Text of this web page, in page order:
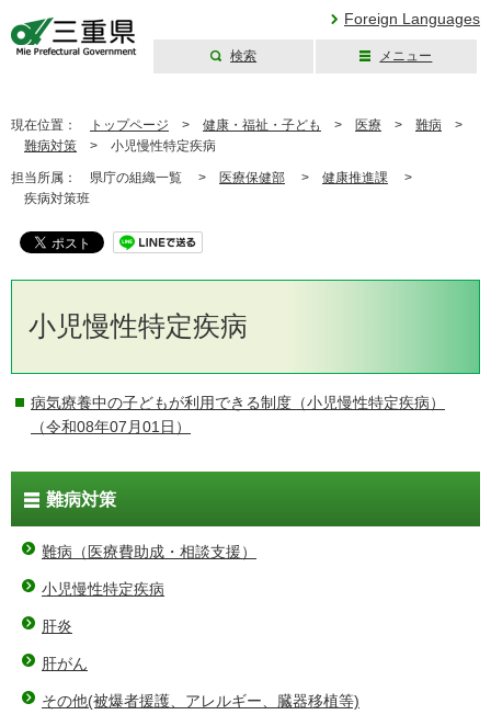
Foreign Languages
検索 メニュー
現在位置： トップページ > 健康・福祉・子ども > 医療 > 難病 >
難病対策 > 小児慢性特定疾病
担当所属： 県庁の組織一覧 > 医療保健部 > 健康推進課 >
疾病対策班
小児慢性特定疾病
病気療養中の子どもが利用できる制度（小児慢性特定疾病）
（令和08年07月01日）
難病対策
難病（医療費助成・相談支援）
小児慢性特定疾病
肝炎
肝がん
その他(被爆者援護、アレルギー、臓器移植等)